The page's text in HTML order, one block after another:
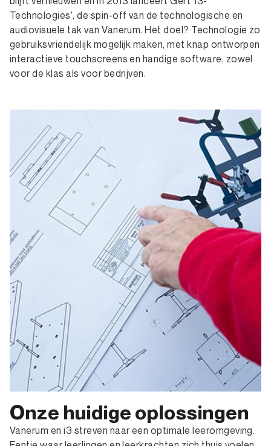
Technologies’, de spin-off van de technologische en
audiovisuele tak van Vanerum. Het doel? Technologie zo
gebruiksvriendelijk mogelijk maken, met knap ontworpen
interactieve touchscreens en handige software, zowel
voor de klas als voor bedrijven.
Onze huidige oplossingen
Vanerum en i3 streven naar een optimale leeromgeving.